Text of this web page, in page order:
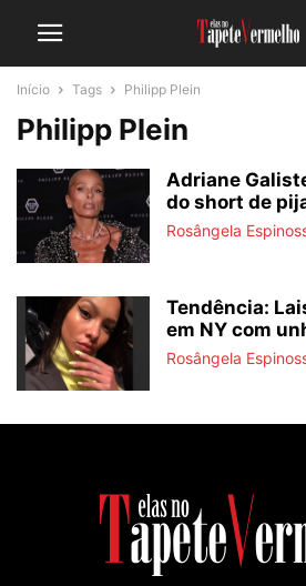
Início Tags Philipp Plein
Philipp Plein
Adriane
do short de
Rosângela
Tendência:
em NY com
Rosângela